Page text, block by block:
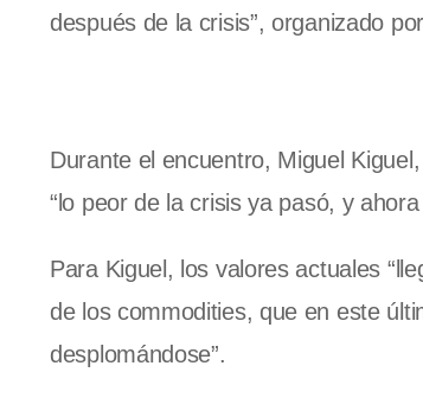
después de la crisis”, organizado
Durante el encuentro, Miguel
“lo peor de la crisis ya pasó, y
Para Kiguel, los valores actuales
de los commodities, que en este
desplomándose”.